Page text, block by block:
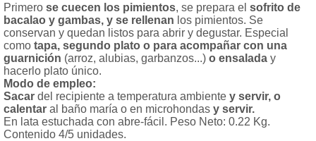
Primero se cuecen los pimientos, se prepara el sofrito de
bacalao y gambas, y se rellenan los pimientos. Se
conservan y quedan listos para abrir y degustar. Especial
como tapa, segundo plato o para acompañar con una
guarnición (arroz, alubias, garbanzos...) o ensalada y
hacerlo plato único.
Modo de empleo:
Sacar del recipiente a temperatura ambiente y servir, o
calentar al baño maría o en microhondas y servir.
En lata estuchada con abre-fácil. Peso Neto: 0.22 Kg.
Contenido 4/5 unidades.